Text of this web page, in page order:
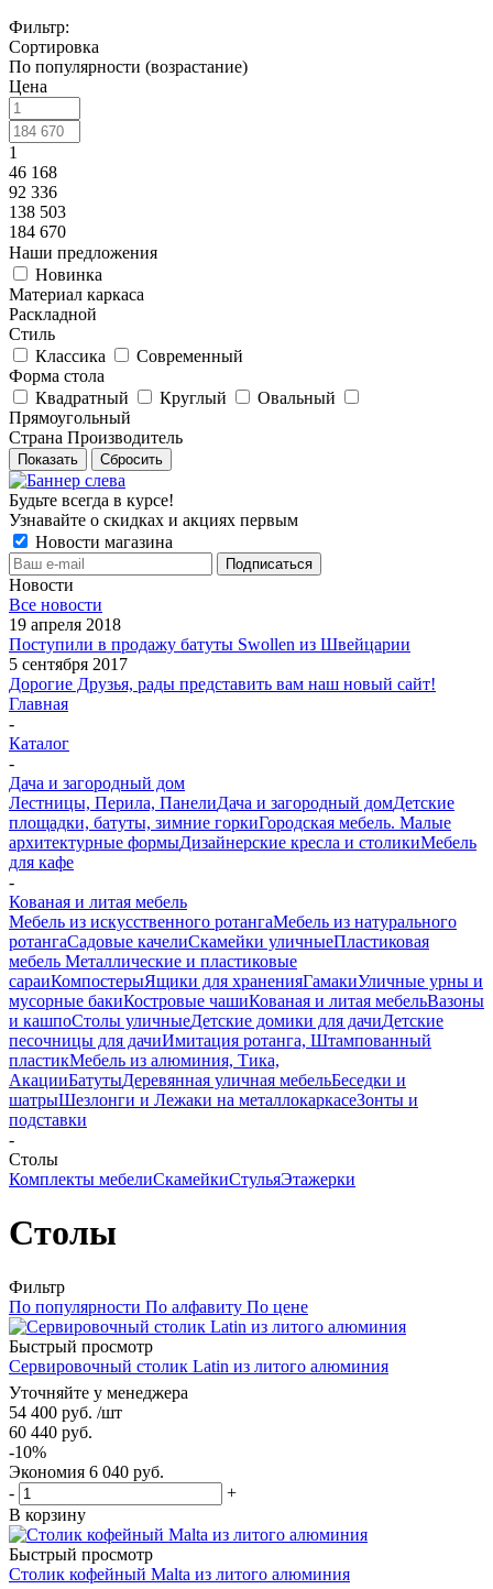
Фильтр:
Сортировка
По популярности (возрастание)
Цена
1
46 168
92 336
138 503
184 670
Наши предложения
Новинка
Материал каркаса
Раскладной
Стиль
Классика
Современный
Форма стола
Квадратный
Круглый
Овальный
Прямоугольный
Страна Производитель
Показать Сбросить
Будьте всегда в курсе!
Узнавайте о скидках и акциях первым
Новости магазина
Новости
Все новости
19 апреля 2018
Поступили в продажу батуты Swollen из Швейцарии
5 сентября 2017
Дорогие Друзья, рады представить вам наш новый сайт!
Главная
-
Каталог
-
Дача и загородный дом
Лестницы, Перила, ПанелиДача и загородный домДетские
площадки, батуты, зимние горкиГородская мебель. Малые
архитектурные формыДизайнерские кресла и столикиМебель
для кафе
-
Кованая и литая мебель
Мебель из искусственного ротангаМебель из натурального
ротангаСадовые качелиСкамейки уличныеПластиковая
мебель Металлические и пластиковые
сараиКомпостерыЯщики для храненияГамакиУличные урны и
мусорные бакиКостровые чашиКованая и литая мебельВазоны
и кашпоСтолы уличныеДетские домики для дачиДетские
песочницы для дачиИмитация ротанга, Штампованный
пластикМебель из алюминия, Тика,
АкацииБатутыДеревянная уличная мебельБеседки и
шатрыШезлонги и Лежаки на металлокаркасеЗонты и
подставки
-
Столы
Комплекты мебелиСкамейкиСтульяЭтажерки
Столы
Фильтр
По популярности По алфавиту По цене
Быстрый просмотр
Сервировочный столик Latin из литого алюминия
Уточняйте у менеджера
54 400 руб. /шт
60 440 руб.
-10%
Экономия 6 040 руб.
-
+
В корзину
Быстрый просмотр
Столик кофейный Malta из литого алюминия